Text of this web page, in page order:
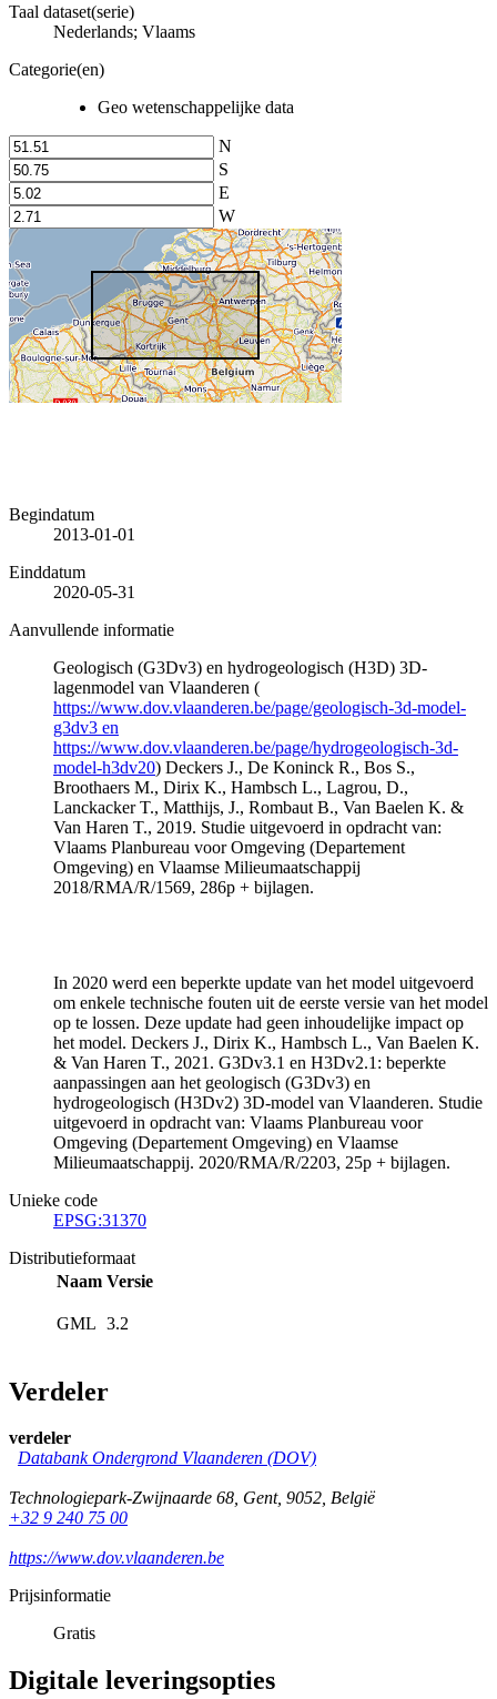
Taal dataset(serie)
Nederlands; Vlaams
Categorie(en)
Geo wetenschappelijke data
N
S
E
W
Begindatum
2013-01-01
Einddatum
2020-05-31
Aanvullende informatie
Geologisch (G3Dv3) en hydrogeologisch (H3D) 3D-
lagenmodel van Vlaanderen (
https://www.dov.vlaanderen.be/page/geologisch-3d-model-
g3dv3 en
https://www.dov.vlaanderen.be/page/hydrogeologisch-3d-
model-h3dv20) Deckers J., De Koninck R., Bos S.,
Broothaers M., Dirix K., Hambsch L., Lagrou, D.,
Lanckacker T., Matthijs, J., Rombaut B., Van Baelen K. &
Van Haren T., 2019. Studie uitgevoerd in opdracht van:
Vlaams Planbureau voor Omgeving (Departement
Omgeving) en Vlaamse Milieumaatschappij
2018/RMA/R/1569, 286p + bijlagen.
In 2020 werd een beperkte update van het model uitgevoerd
om enkele technische fouten uit de eerste versie van het model
op te lossen. Deze update had geen inhoudelijke impact op
het model. Deckers J., Dirix K., Hambsch L., Van Baelen K.
& Van Haren T., 2021. G3Dv3.1 en H3Dv2.1: beperkte
aanpassingen aan het geologisch (G3Dv3) en
hydrogeologisch (H3Dv2) 3D-model van Vlaanderen. Studie
uitgevoerd in opdracht van: Vlaams Planbureau voor
Omgeving (Departement Omgeving) en Vlaamse
Milieumaatschappij. 2020/RMA/R/2203, 25p + bijlagen.
Unieke code
EPSG:31370
Distributieformaat
Naam Versie
GML 3.2
Verdeler
verdeler
Databank Ondergrond Vlaanderen (DOV)
Technologiepark-Zwijnaarde 68, Gent, 9052, België
+32 9 240 75 00
https://www.dov.vlaanderen.be
Prijsinformatie
Gratis
Digitale leveringsopties